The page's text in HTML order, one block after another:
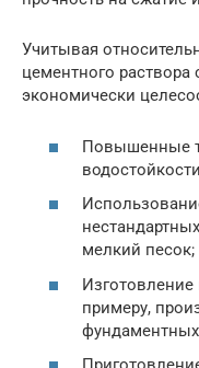
Учитывая
цементного
экономически
Повышенные
мелкий песок;
примеру,